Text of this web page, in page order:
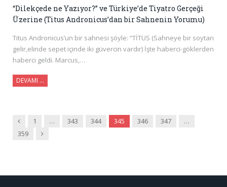
“Dilekçede ne Yazıyor?” ve Türkiye’de Tiyatro Gerçeği
Üzerine (Titus Andronicus’dan bir Sahnenin Yorumu)
Titus Andronicus’un bir sahnesi şöyle: “TİTUS (Sahneye bir soytarı
gelir,elinde sepet içinde iki güvercin vardır) İşte haberci-göklerden
haberci geldi. Marcus,…
DEVAMI …
Önceki
1 … 343 344 345 346 347
…
359
Sonraki